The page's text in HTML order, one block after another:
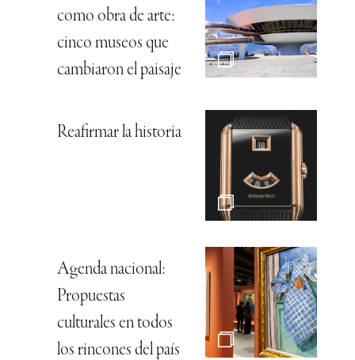
como obra de arte:
cinco museos que
cambiaron el paisaje
Reafirmar la historia
Agenda nacional:
Propuestas
culturales en todos
los rincones del país